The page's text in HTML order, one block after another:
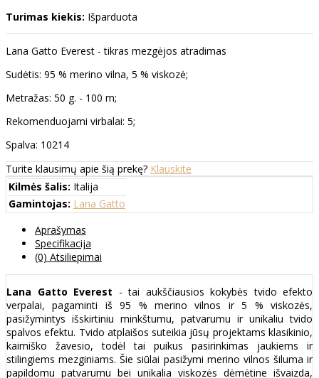
Turimas kiekis: Išparduota
Lana Gatto Everest - tikras mezgėjos atradimas
Sudėtis: 95 % merino vilna, 5 % viskozė;
Metražas: 50 g. - 100 m;
Rekomenduojami virbalai: 5;
Spalva: 10214
Turite klausimų apie šią prekę? Klauskite
Kilmės šalis: Italija
Gamintojas: Lana Gatto
Aprašymas
Specifikacija
(0) Atsiliepimai
Lana Gatto Everest - tai aukščiausios kokybės tvido efekto
verpalai, pagaminti iš 95 % merino vilnos ir 5 % viskozės,
pasižymintys išskirtiniu minkštumu, patvarumu ir unikaliu tvido
spalvos efektu. Tvido atplaišos suteikia jūsų projektams klasikinio,
kaimiško žavesio, todėl tai puikus pasirinkimas jaukiems ir
stilingiems mezginiams. Šie siūlai pasižymi merino vilnos šiluma ir
papildomu patvarumu bei unikalia viskozės dėmėtine išvaizda,